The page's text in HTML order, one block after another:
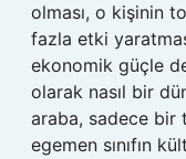
olması, o kişinin
fazla etki
ekonomik güçle
olarak nasıl bir
araba, sadece bir
egemen sınıfın